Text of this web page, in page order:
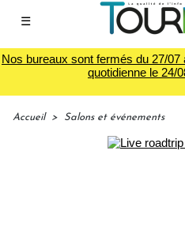
☰
Nos bureaux sont fermés du 27/
quotidienne le 24/
Accueil > Salons et événements